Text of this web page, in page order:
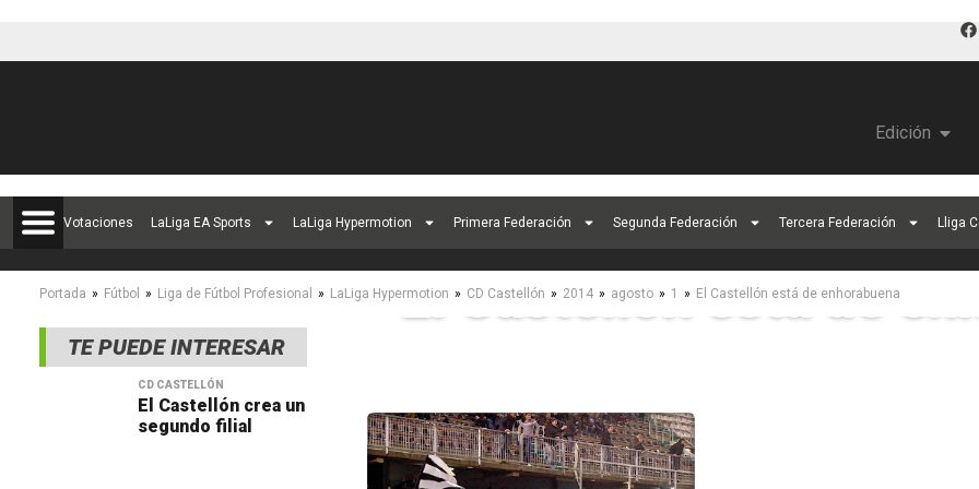
Edición
Votaciones LaLiga EA Sports LaLiga Hypermotion Primera Federación Segunda Federación Tercera Federación Lliga
Portada » Fútbol » Liga de Fútbol Profesional » LaLiga Hypermotion » CD Castellón » 2014 » agosto » 1 » El Castellón está de enhorabuena
TE PUEDE INTERESAR
CD CASTELLÓN
El Castellón crea un
segundo filial
El Castellón está de